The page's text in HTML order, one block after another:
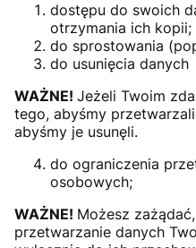
dostępu do swoich
otrzymania ich kopii;
do sprostowania
do usunięcia danych
WAŻNE! Jeżeli Twoim
tego, abyśmy
abyśmy je usunęli.
do ograniczenia
osobowych;
WAŻNE! Możesz
przetwarzanie danych